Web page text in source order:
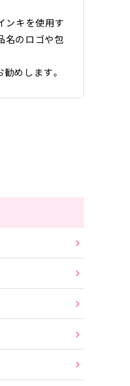
ンキを使用す
名のロゴや包
めします。